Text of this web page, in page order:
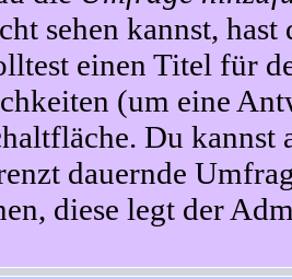
sehen kannst,
einen Titel für
(um eine
Du
dauernde
diese legt der